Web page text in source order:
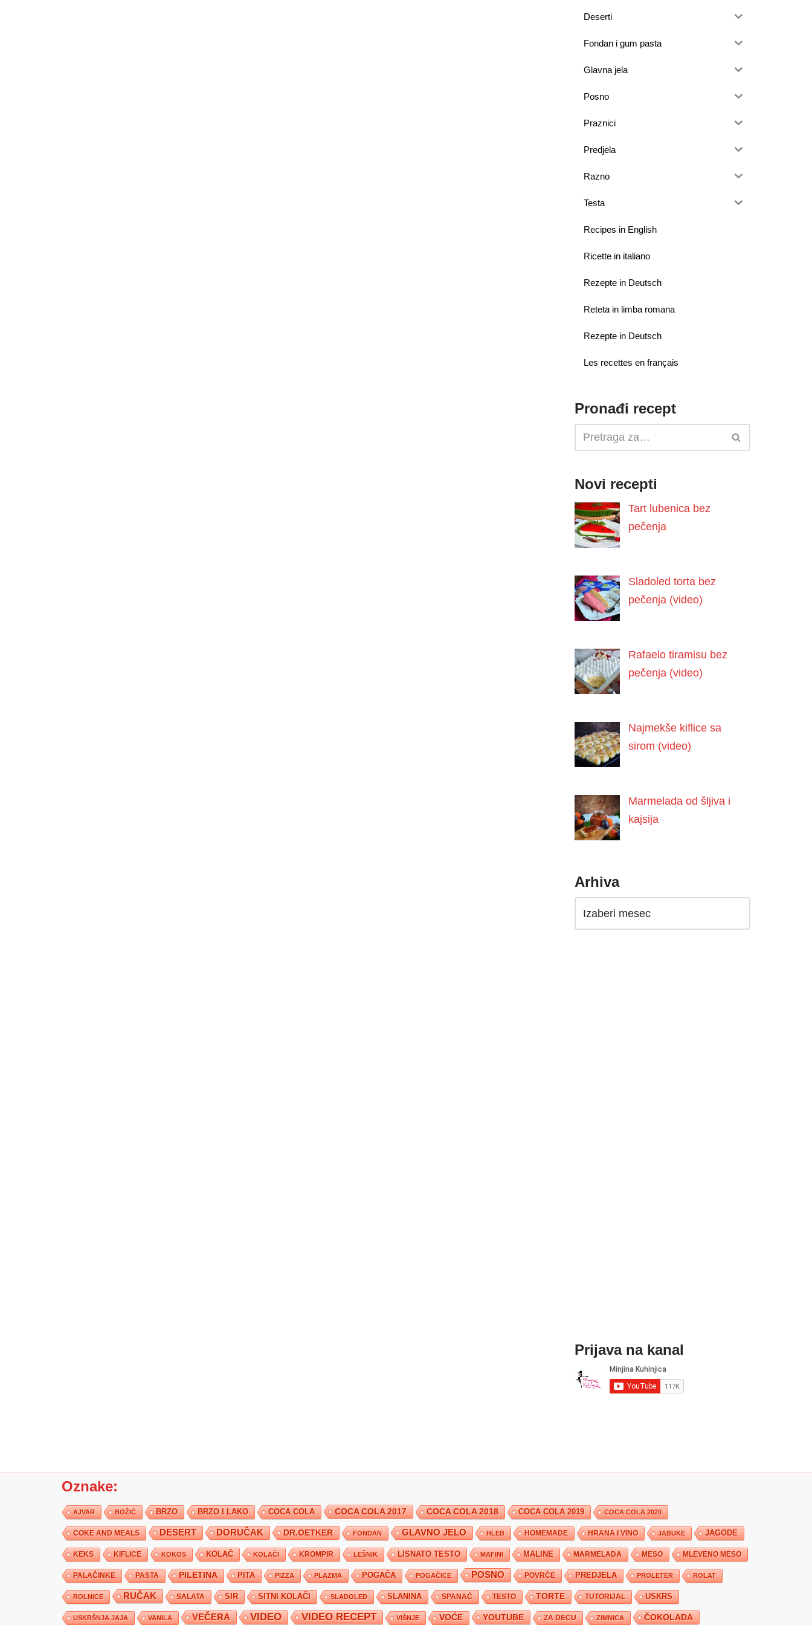
Deserti
Fondan i gum pasta
Glavna jela
Posno
Praznici
Predjela
Razno
Testa
Recipes in English
Ricette in italiano
Rezepte in Deutsch
Reteta in limba romana
Rezepte in Deutsch
Les recettes en français
Pronađi recept
Novi recepti
Tart lubenica bez
pečenja
Sladoled torta bez
pečenja (video)
Rafaelo tiramisu bez
pečenja (video)
Najmekše kiflice sa
sirom (video)
Marmelada od šljiva i
kajsija
Arhiva
Prijava na kanal
Oznake:
AJVAR BOŽIĆ BRZO BRZO I LAKO COCA COLA COCA COLA 2017 COCA COLA 2018 COCA COLA 2019 COCA COLA 2020
COKE AND MEALS DESERT DORUČAK DR.OETKER FONDAN GLAVNO JELO HLEB HOMEMADE HRANA I VINO JABUKE JAGODE
KEKS KIFLICE KOKOS KOLAČ KOLAČI KROMPIR LEŠNIK LISNATO TESTO MAFINI MALINE MARMELADA MESO MLEVENO MESO
PALAČINKE PASTA PILETINA PITA PIZZA PLAZMA POGAČA POGAČICE POSNO POVRĆE PREDJELA PROLETER ROLAT
ROLNICE RUČAK SALATA SIR SITNI KOLAČI SLADOLED SLANINA SPANAĆ TESTO TORTE TUTORIJAL USKRS
USKRŠNJA JAJA VANILA VEČERA VIDEO VIDEO RECEPT VIŠNJE VOĆE YOUTUBE ZA DECU ZIMNICA ČOKOLADA